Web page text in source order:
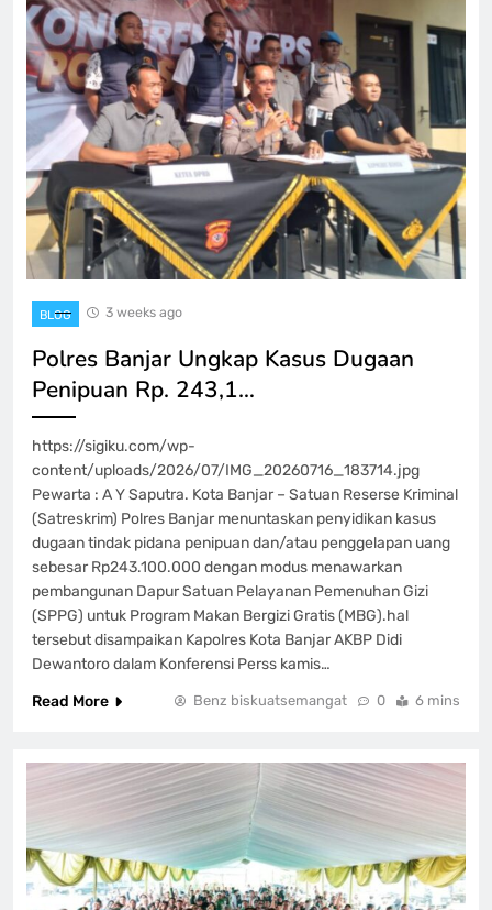
BLOG 3 weeks ago
Polres Banjar Ungkap Kasus Dugaan
Penipuan Rp. 243,1…
https://sigiku.com/wp-
content/uploads/2026/07/IMG_20260716_183714.jpg
Pewarta : A Y Saputra. Kota Banjar – Satuan Reserse Kriminal
(Satreskrim) Polres Banjar menuntaskan penyidikan kasus
dugaan tindak pidana penipuan dan/atau penggelapan uang
sebesar Rp243.100.000 dengan modus menawarkan
pembangunan Dapur Satuan Pelayanan Pemenuhan Gizi
(SPPG) untuk Program Makan Bergizi Gratis (MBG).hal
tersebut disampaikan Kapolres Kota Banjar AKBP Didi
Dewantoro dalam Konferensi Perss kamis…
Read More
Benz biskuatsemangat 0 6 mins